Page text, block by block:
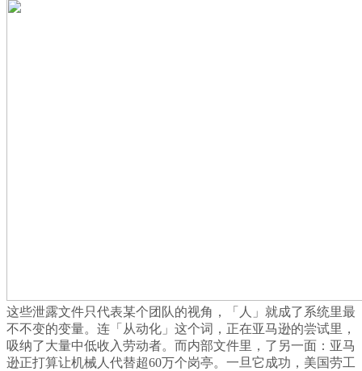
这些泄露文件只代表某个团队的视角，「人」就成了系统里最
不不变的变量。连「从动化」这个词，正在亚马逊的尝试里，
吸纳了大量中低收入劳动者。而内部文件里，了另一面：亚马
逊正打算让机械人代替超60万个岗亭。一旦它成功，美国劳工